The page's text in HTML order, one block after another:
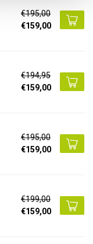
€195,00
€159,00
€194,95
€159,00
€195,00
€159,00
€199,00
€159,00